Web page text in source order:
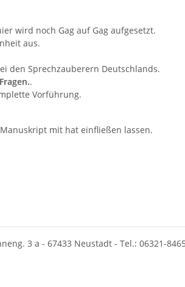
wird noch Gag auf Gag aufgesetzt.
aus.
den Sprechzauberern Deutschlands.
.
Vorführung.
mit hat einfließen lassen.
3 a - 67433 Neustadt - Tel.: 06321-